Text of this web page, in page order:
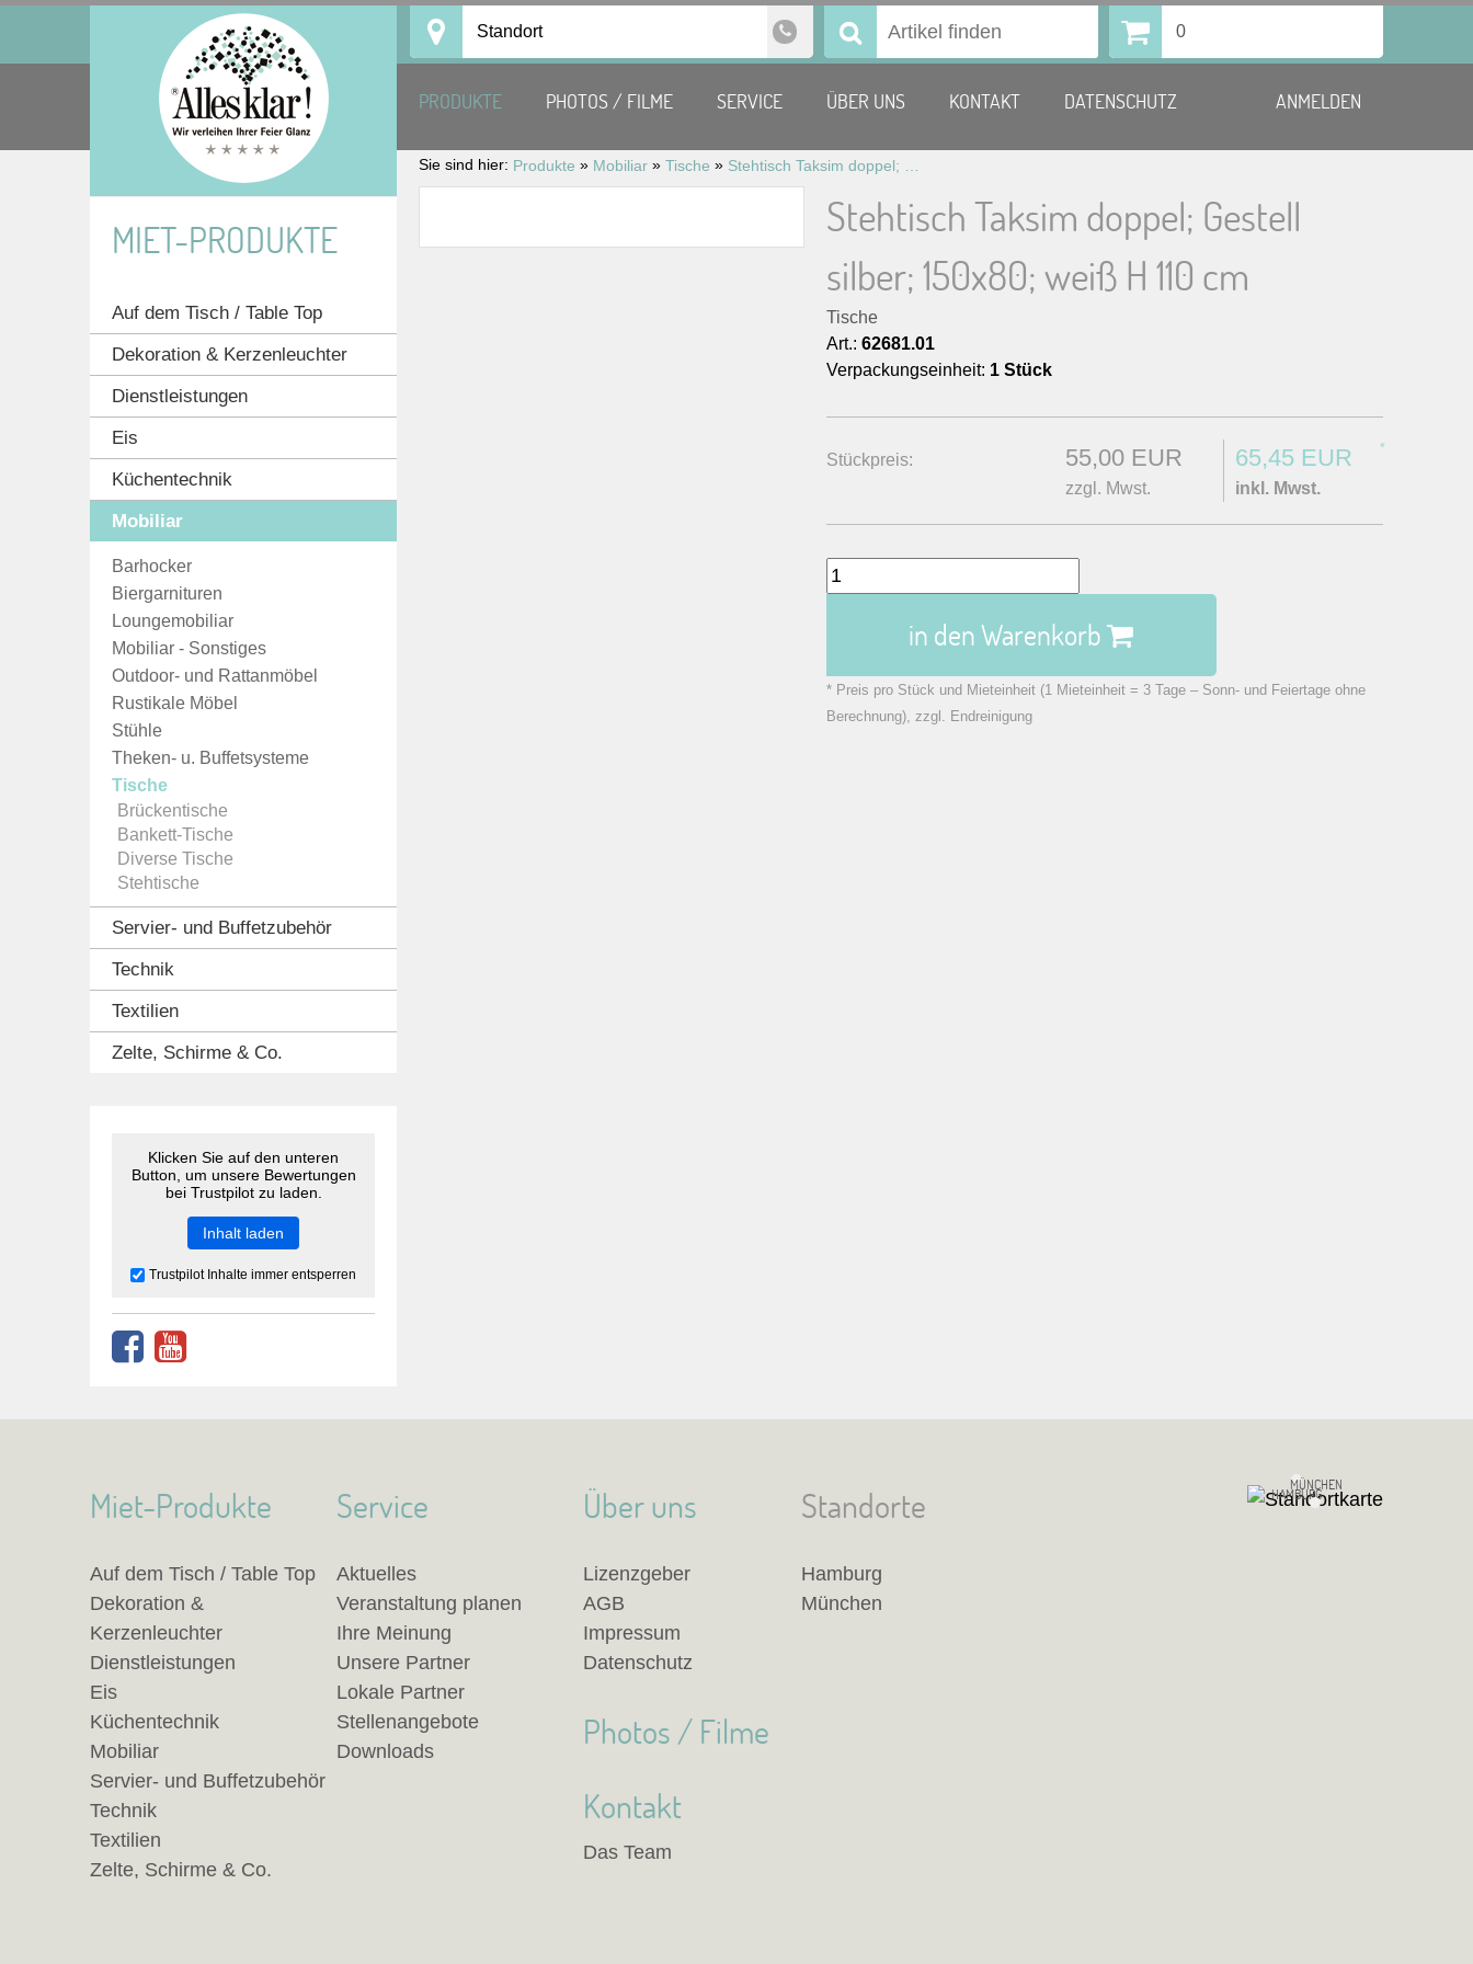
Standort Suchen 0
PRODUKTE PHOTOS / FILME SERVICE ÜBER UNS KONTAKT DATENSCHUTZ ANMELDEN
Sie sind hier: Produkte » Mobiliar » Tische »
Stehtisch Taksim doppel; Gestell
silber; 150x80; weiß H 110 cm
Tische
Art.: 62681.01
Verpackungseinheit: 1 Stück
Stückpreis: 55,00 EUR
zzgl. Mwst.
65,45 EUR *
inkl. Mwst.
in den Warenkorb
* Preis pro Stück und Mieteinheit (1 Mieteinheit = 3 Tage – Sonn- und Feiertage ohne
Berechnung), zzgl. Endreinigung
MIET-PRODUKTE
Auf dem Tisch / Table Top
Dekoration & Kerzenleuchter
Dienstleistungen
Eis
Küchentechnik
Mobiliar
Barhocker
Biergarnituren
Loungemobiliar
Mobiliar - Sonstiges
Outdoor- und Rattanmöbel
Rustikale Möbel
Stühle
Theken- u. Buffetsysteme
Tische
Brückentische
Bankett-Tische
Diverse Tische
Stehtische
Servier- und Buffetzubehör
Technik
Textilien
Zelte, Schirme & Co.
Klicken Sie auf den unteren
Button, um unsere Bewertungen
bei Trustpilot zu laden.
Inhalt laden
Trustpilot Inhalte immer entsperren
Standorte
Hamburg
München
HAMBURG
MÜNCHEN
Miet-Produkte
Auf dem Tisch / Table Top
Dekoration &
Kerzenleuchter
Dienstleistungen
Eis
Küchentechnik
Mobiliar
Servier- und Buffetzubehör
Technik
Textilien
Zelte, Schirme & Co.
Service
Aktuelles
Veranstaltung planen
Ihre Meinung
Unsere Partner
Lokale Partner
Stellenangebote
Downloads
Über uns
Lizenzgeber
AGB
Impressum
Datenschutz
Photos / Filme
Kontakt
Das Team